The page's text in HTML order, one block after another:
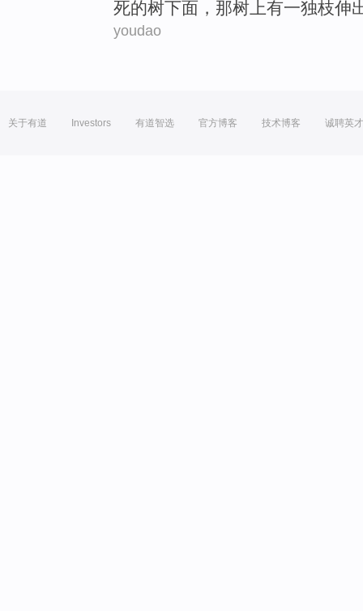
死的树下面， 那树上有一独枝伸
youdao
关于有道 Investors 有道智选 官方博客 技术博客 诚聘英才